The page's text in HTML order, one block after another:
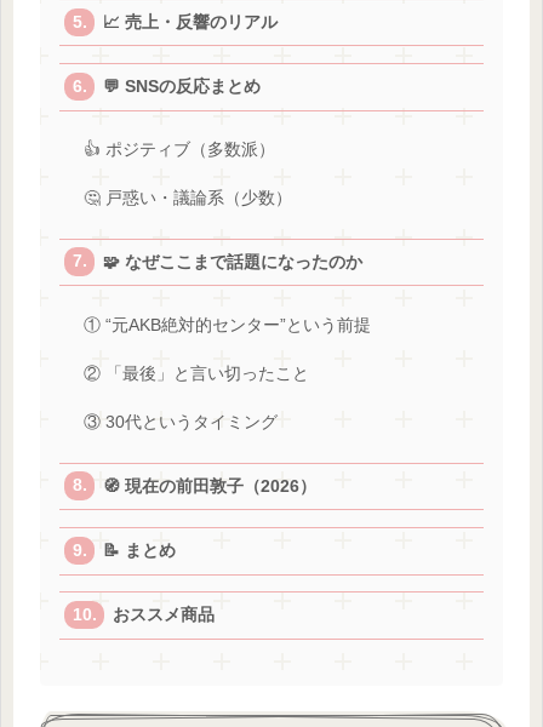
📈 売上・反響のリアル
💬 SNSの反応まとめ
👍 ポジティブ（多数派）
🤔 戸惑い・議論系（少数）
🧩 なぜここまで話題になったのか
① “元AKB絶対的センター”という前提
② 「最後」と言い切ったこと
③ 30代というタイミング
🧭 現在の前田敦子（2026）
📝 まとめ
おススメ商品